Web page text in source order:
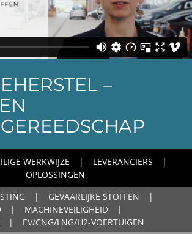
–
WERKWIJZE
LEVERANCIERS
OPLOSSINGEN
GEVAARLIJKE STOFFEN
MACHINEVEILIGHEID
EV/CNG/LNG/H2-VOERTUIGEN